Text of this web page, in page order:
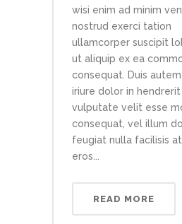
wisi enim ad minim
nostrud exerci tation
ullamcorper suscipit
ut aliquip ex ea
consequat. Duis
iriure dolor in hendrerit
vulputate velit esse
consequat, vel illum
feugiat nulla facilisis
eros...
READ MORE